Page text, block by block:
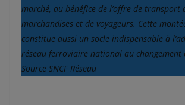
marché, au bénéfice de l’offre de transport
marchandises et de voyageurs. Cette
constitue aussi un socle indispensable à
réseau ferroviaire national au changement
Source SNCF Réseau